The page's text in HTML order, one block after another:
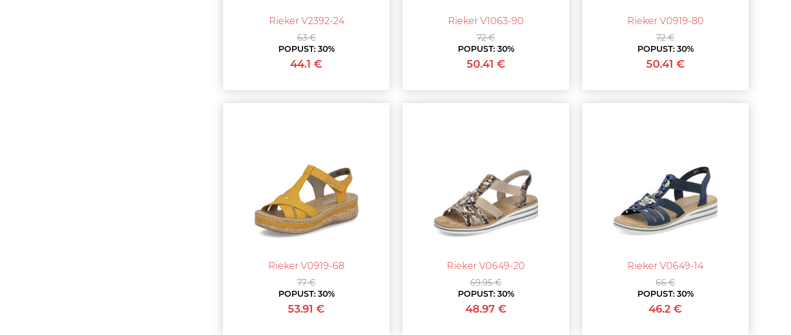
Rieker V2392-24
63 €
POPUST: 30%
44.1 €
Rieker V1063-90
72 €
POPUST: 30%
50.41 €
Rieker V0919-80
72 €
POPUST: 30%
50.41 €
Rieker V0919-68
77 €
POPUST: 30%
53.91 €
Rieker V0649-20
69.95 €
POPUST: 30%
48.97 €
Rieker V0649-14
66 €
POPUST: 30%
46.2 €